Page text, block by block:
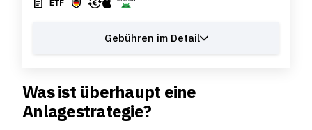
Gebühren im Detail
Was ist überhaupt eine
Anlagestrategie?